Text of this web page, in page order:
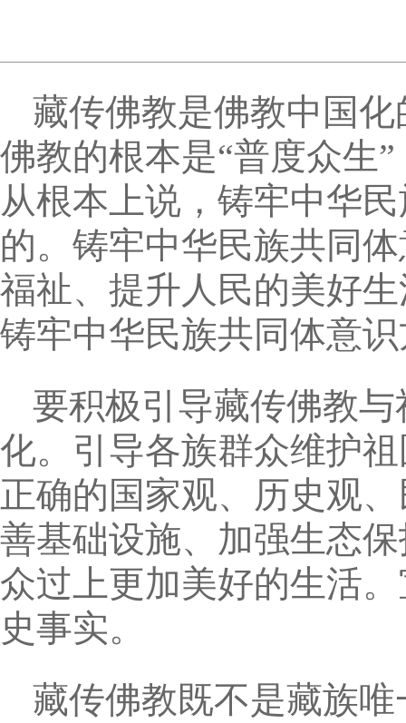
藏传佛教是佛教中国
佛教的根本是“普度众生
从根本上说，铸牢中华
的。铸牢中华民族共同
福祉、提升人民的美好
铸牢中华民族共同体意
要积极引导藏传佛教
化。引导各族群众维护
正确的国家观、历史观
善基础设施、加强生态
众过上更加美好的生活
史事实。
藏传佛教既不是藏族